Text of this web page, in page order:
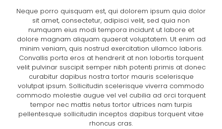
Neque porro quisquam est, qui dolorem ipsum quia dolor
sit amet, consectetur, adipisci velit, sed quia non
numquam eius modi tempora incidunt ut labore et
dolore magnam aliquam quaerat voluptatem. Ut enim ad
minim veniam, quis nostrud exercitation ullamco laboris.
Convallis porta eros at hendrerit at non lobortis torquent
velit pulvinar suscipit semper nibh potenti primis at donec
curabitur dapibus nostra tortor mauris scelerisque
volutpat ipsum. Sollicitudin scelerisque viverra commodo
commodo molestie augue vel vel cubilia ad orci torquent
tempor nec mattis netus tortor ultrices nam turpis
pellentesque sollicitudin inceptos dapibus torquent vitae
rhoncus cras.